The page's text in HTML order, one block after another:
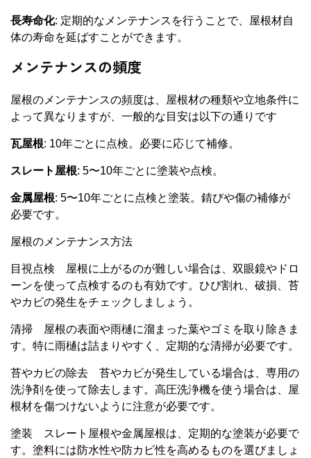
長寿命化: 定期的なメンテナンスを行うことで、屋根材自
体の寿命を延ばすことができます。
メンテナンスの頻度
屋根のメンテナンスの頻度は、屋根材の種類や立地条件に
よって異なりますが、一般的な目安は以下の通りです
瓦屋根: 10年ごとに点検。必要に応じて補修。
スレート屋根: 5〜10年ごとに塗装や点検。
金属屋根: 5〜10年ごとに点検と塗装。錆びや傷の補修が
必要です。
屋根のメンテナンス方法
目視点検 屋根に上がるのが難しい場合は、双眼鏡やドロ
ーンを使って点検するのも有効です。ひび割れ、破損、苔
やカビの発生をチェックしましょう。
清掃 屋根の表面や雨樋に溜まった葉やゴミを取り除きま
す。特に雨樋は詰まりやすく、定期的な清掃が必要です。
苔やカビの除去 苔やカビが発生している場合は、専用の
洗浄剤を使って除去します。高圧洗浄機を使う場合は、屋
根材を傷つけないように注意が必要です。
塗装 スレート屋根や金属屋根は、定期的な塗装が必要で
す。塗料には防水性や防カビ性を高めるものを選びましょ